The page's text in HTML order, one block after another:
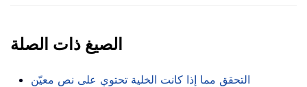
الصيغ ذات الصلة
التحقق مما إذا كانت الخلية تحتوي على نص معيّن